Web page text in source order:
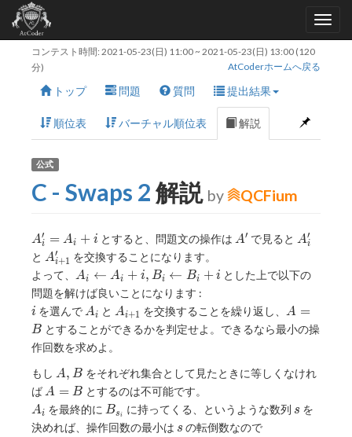
コンテスト時間: 2021-05-23(日) 11:00~ 2021-05-23(日) 13:00 (120
分)
AtCoderホームへ戻る
トップ 問題 質問 提出結果
順位表 バーチャル順位表 解説
公式
C - Swaps 2解説 by QCFium
A'_i
=
A_i
+ i
Ai
′ = Ai + i とすると、問題文の操作は A'
A′ で見ると A'_i
Ai
′
と A'_{i
+ 1}
Ai+1
′
を交換することになります。
よって、
A_i
\leftarrow
A_i + i,
B_i
\leftarrow
B_i + i
Ai ← Ai + i, Bi ← Bi + i とした上で以下の
問題を解けば良いことになります :
i
i を選んで A_i
Ai と A_{i
+ 1}
Ai+1 を交換することを繰り返し、
A
=
A =
B とすることができるかを判定せよ。できるなら最小の操
作回数を求めよ。
もし A,
B
A, B をそれぞれ集合として見たときに等しくなけれ
ば A
=
B
A = B とするのは不可能です。
A_i
Ai を最終的に B_{s_i}
Bsi に持ってくる、というような数列 s
s を
決めれば、操作回数の最小は s
s の転倒数なので